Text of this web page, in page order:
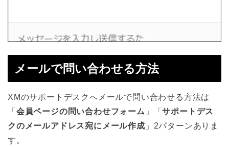
メールで問い合わせる方法
XMのサポートデスクへメールで問い合わせる方法は
「 会員ページの問い合わせフォーム 」「サポートデス
クのメールアドレス宛にメール作成 」2パターンありま
す。